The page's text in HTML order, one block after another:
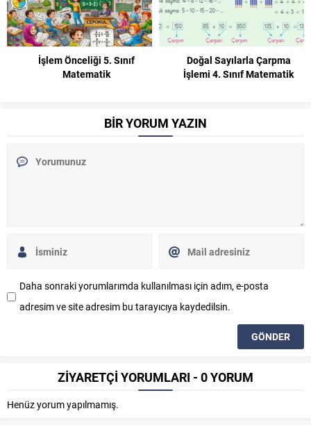
5. Sınıf
Doğal Sayılarla Çarpma
İşlemi 4. Sınıf Matematik
Çıkarma
BİR YORUM YAZIN
Daha sonraki yorumlarımda kullanılması için adım, e-posta
adresim ve site adresim bu tarayıcıya kaydedilsin.
ZİYARETÇİ YORUMLARI - 0 YORUM
Henüz yorum yapılmamış.